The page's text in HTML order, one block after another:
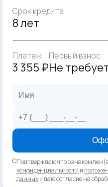
Срок кредита
8 лет
Платеж
3 355 ₽
Первый взнос
Не
Подтверждаю что
конфиденциальности и
данныхи даю согласие на